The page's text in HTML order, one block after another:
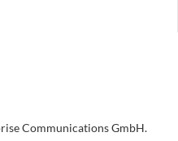
Communications GmbH.